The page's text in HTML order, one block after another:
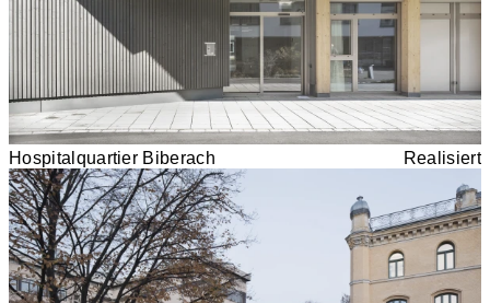
Hospitalquartier Biberach Realisiert